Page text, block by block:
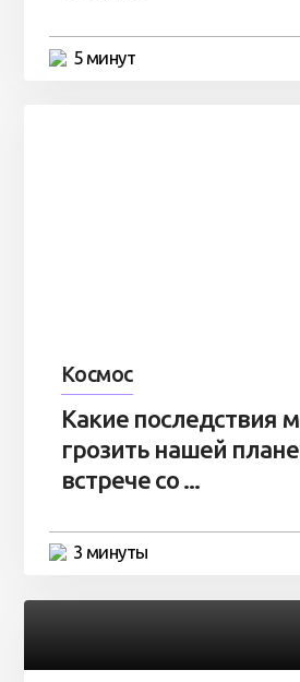
5 минут
Космос
Какие последствия
грозить нашей
встрече со ...
3 минуты